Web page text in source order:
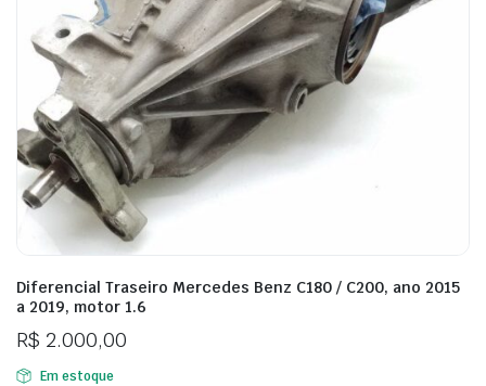
Diferencial Traseiro Mercedes Benz C180 / C200, ano 2015
a 2019, motor 1.6
R$ 2.000,00
Em estoque